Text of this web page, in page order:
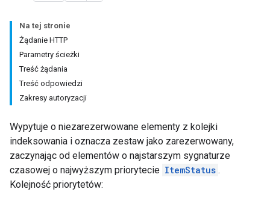
Na tej stronie
Żądanie HTTP
Parametry ścieżki
Treść żądania
Treść odpowiedzi
Zakresy autoryzacji
Wypytuje o niezarezerwowane elementy z kolejki
indeksowania i oznacza zestaw jako zarezerwowany,
zaczynając od elementów o najstarszym sygnaturze
czasowej o najwyższym priorytecie ItemStatus .
Kolejność priorytetów: